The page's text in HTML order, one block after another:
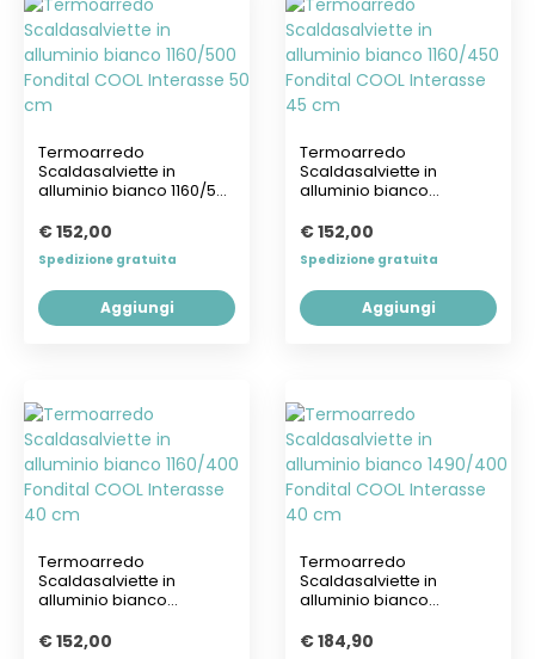
Termoarredo
Scaldasalviette in
alluminio bianco 1160/500
€ 152,00
Spedizione gratuita
Aggiungi
Termoarredo
Scaldasalviette in
alluminio bianco
€ 152,00
Spedizione gratuita
Aggiungi
Termoarredo
Scaldasalviette in
alluminio bianco
€ 152,00
Termoarredo
Scaldasalviette in
alluminio bianco
€ 184,90